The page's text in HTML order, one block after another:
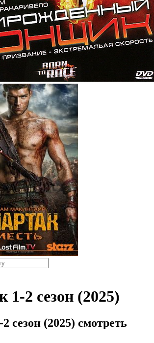
1-2 сезон (2025)
сезон (2025) смотреть